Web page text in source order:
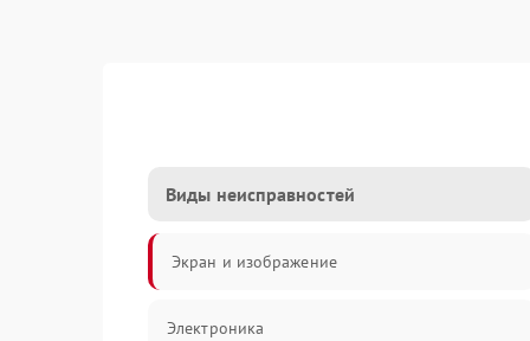
Виды неисправностей
Экран и изображение
Электроника